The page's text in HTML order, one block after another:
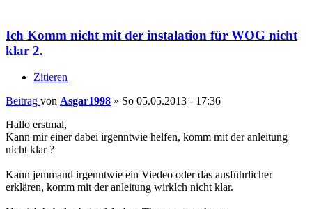
Ich Komm nicht mit der instalation für WOG nicht
klar 2.
Zitieren
Beitrag von Asgar1998 » So 05.05.2013 - 17:36
Hallo erstmal,
Kann mir einer dabei irgenntwie helfen, komm mit der anleitung
nicht klar ?
Kann jemmand irgenntwie ein Viedeo oder das ausführlicher
erklären, komm mit der anleitung wirklch nicht klar.